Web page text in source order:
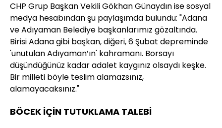
CHP Grup Başkan Vekili Gökhan Günaydın ise sosyal
medya hesabından şu paylaşımda bulundu: "Adana
ve Adıyaman Belediye başkanlarımız gözaltında.
Birisi Adana gibi başkan, diğeri, 6 Şubat depreminde
'unutulan Adıyaman’ın' kahramanı. Borsayı
düşündüğünüz kadar adalet kaygınız olsaydı keşke.
Bir milleti böyle teslim alamazsınız,
alamayacaksınız."
BÖCEK İÇİN TUTUKLAMA TALEBİ